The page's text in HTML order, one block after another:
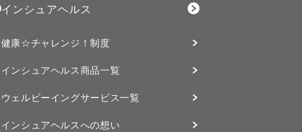
インシュアヘルス
健康☆チャレンジ！制度
インシュアヘルス商品一覧
ウェルビーイングサービス⼀覧
インシュアヘルスへの想い